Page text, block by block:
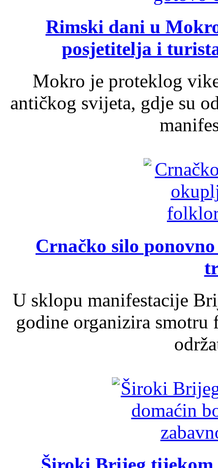
Rimski dani u
posjetitelja i
Mokro je proteklog
antičkog svijeta, gdje su
Crnačko silo
U sklopu manifestacije
godine organizira